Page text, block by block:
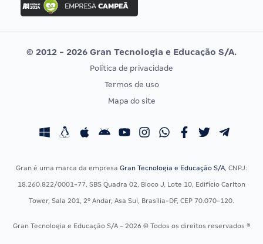
Concurso MPU
Editais publicados
Vunesp
CONCURSOS POR PROFISSÃO
Concursos Fiscais
Residência Multiprofissional
EXAME DE ORDEM
Calendário OAB
© 2012 - 2026 Gran Tecnologia e Educação S/A.
Política de privacidade
Termos de uso
Mapa do site
Gran é uma marca da empresa Gran Tecnologia e Educação S/A, CNPJ:
18.260.822/0001-77, SBS Quadra 02, Bloco J, Lote 10, Edifício Carlton
Tower, Sala 201, 2º Andar, Asa Sul, Brasília-DF, CEP 70.070-120.
Gran Tecnologia e Educação S/A - 2026 © Todos os direitos reservados ®